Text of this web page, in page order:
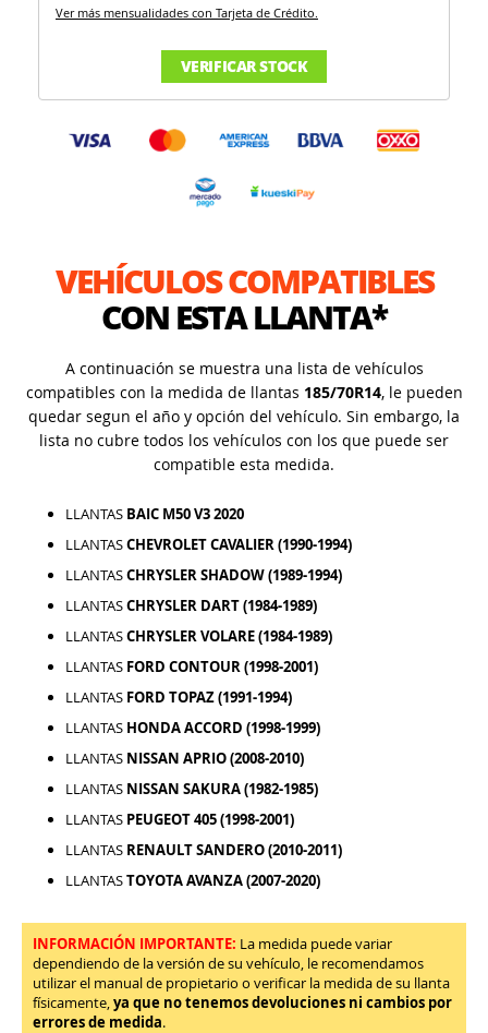
Ver más mensualidades con Tarjeta de Crédito.
VERIFICAR STOCK
VEHÍCULOS COMPATIBLES
CON ESTA LLANTA*
A continuación se muestra una lista de vehículos
compatibles con la medida de llantas 185/70R14, le pueden
quedar segun el año y opción del vehículo. Sin embargo, la
lista no cubre todos los vehículos con los que puede ser
compatible esta medida.
LLANTAS BAIC M50 V3 2020
LLANTASCHEVROLET CAVALIER (1990-1994)
LLANTASCHRYSLER SHADOW (1989-1994)
LLANTASCHRYSLER DART (1984-1989)
LLANTASCHRYSLER VOLARE (1984-1989)
LLANTAS FORD CONTOUR (1998-2001)
LLANTAS FORD TOPAZ (1991-1994)
LLANTAS HONDA ACCORD (1998-1999)
LLANTAS NISSAN APRIO (2008-2010)
LLANTAS NISSAN SAKURA (1982-1985)
LLANTAS PEUGEOT 405 (1998-2001)
LLANTAS RENAULT SANDERO (2010-2011)
LLANTASTOYOTA AVANZA (2007-2020)
INFORMACIÓN IMPORTANTE: La medida puede variar
dependiendo de la versión de su vehículo, le recomendamos
utilizar el manual de propietario o verificar la medida de su llanta
físicamente,ya que no tenemos devoluciones ni cambios por
errores de medida.